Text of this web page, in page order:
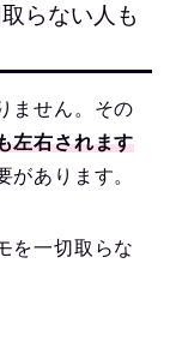
らない人も
ません。その
左右されます
があります。
を一切取らな